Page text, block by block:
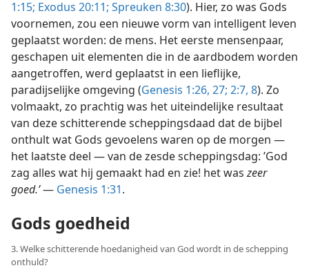
1:15; Exodus 20:11; Spreuken 8:30). Hier, zo was Gods
voornemen, zou een nieuwe vorm van intelligent leven
geplaatst worden: de mens. Het eerste mensenpaar,
geschapen uit elementen die in de aardbodem worden
aangetroffen, werd geplaatst in een lieflijke,
paradijselijke omgeving (Genesis 1:26, 27; 2:7, 8). Zo
volmaakt, zo prachtig was het uiteindelijke resultaat
van deze schitterende scheppingsdaad dat de bijbel
onthult wat Gods gevoelens waren op de morgen —
het laatste deel — van de zesde scheppingsdag: ’God
zag alles wat hij gemaakt had en zie! het waszeer
goed.’— Genesis 1:31.
Gods goedheid
3. Welke schitterende hoedanigheid van God wordt in de schepping
onthuld?